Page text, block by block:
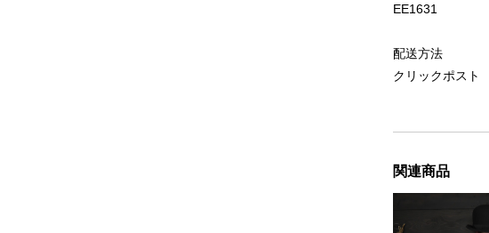
EE1631
配送方法
クリックポスト
関連商品